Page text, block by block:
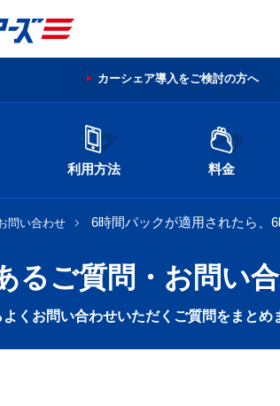
カーシェア導入をご検討の方へ
利用方法 料金
問い合わせ 6時間パックが適用されたら、
るご質問・お問い
くお問い合わせいただくご質問をまとめ